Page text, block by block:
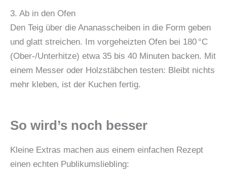
3. Ab in den Ofen
Den Teig über die Ananasscheiben in die Form geben
und glatt streichen. Im vorgeheizten Ofen bei 180 °C
(Ober-/Unterhitze) etwa 35 bis 40 Minuten backen. Mit
einem Messer oder Holzstäbchen testen: Bleibt nichts
mehr kleben, ist der Kuchen fertig.
So wird’s noch besser
Kleine Extras machen aus einem einfachen Rezept
einen echten Publikumsliebling: